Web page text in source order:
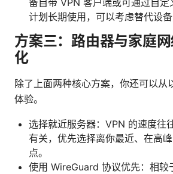
备自带 VPN 客户端或可通过自定
计划长期使用，可以考虑替代设备
方案三：路由器与家庭
化
除了上面两种核心方案，你还可以从
体验。
选择就近服务器：VPN 的速度往
有关，优先选择离你最近、在高
点。
使用 WireGuard 协议优先：相较